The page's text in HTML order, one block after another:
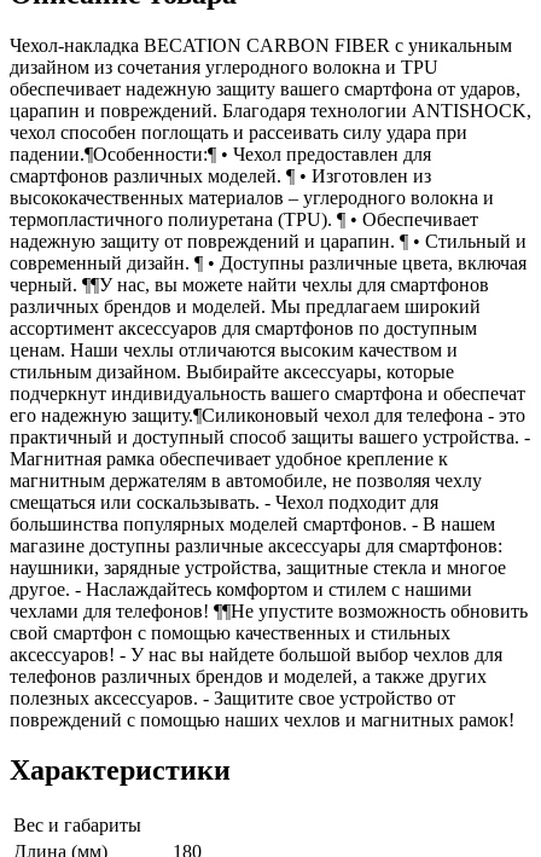
Чехол-накладка BECATION CARBON FIBER с уникальным
дизайном из сочетания углеродного волокна и TPU
обеспечивает надежную защиту вашего смартфона от ударов,
царапин и повреждений. Благодаря технологии ANTISHOCK,
чехол способен поглощать и рассеивать силу удара при
падении.¶Особенности:¶ • Чехол предоставлен для
смартфонов различных моделей. ¶ • Изготовлен из
высококачественных материалов – углеродного волокна и
термопластичного полиуретана (TPU). ¶ • Обеспечивает
надежную защиту от повреждений и царапин. ¶ • Стильный и
современный дизайн. ¶ • Доступны различные цвета, включая
черный. ¶¶У нас, вы можете найти чехлы для смартфонов
различных брендов и моделей. Мы предлагаем широкий
ассортимент аксессуаров для смартфонов по доступным
ценам. Наши чехлы отличаются высоким качеством и
стильным дизайном. Выбирайте аксессуары, которые
подчеркнут индивидуальность вашего смартфона и обеспечат
его надежную защиту.¶Силиконовый чехол для телефона - это
практичный и доступный способ защиты вашего устройства. -
Магнитная рамка обеспечивает удобное крепление к
магнитным держателям в автомобиле, не позволяя чехлу
смещаться или соскальзывать. - Чехол подходит для
большинства популярных моделей смартфонов. - В нашем
магазине доступны различные аксессуары для смартфонов:
наушники, зарядные устройства, защитные стекла и многое
другое. - Наслаждайтесь комфортом и стилем с нашими
чехлами для телефонов! ¶¶Не упустите возможность обновить
свой смартфон с помощью качественных и стильных
аксессуаров! - У нас вы найдете большой выбор чехлов для
телефонов различных брендов и моделей, а также других
полезных аксессуаров. - Защитите свое устройство от
повреждений с помощью наших чехлов и магнитных рамок!
Характеристики
Вес и габариты
Длина (мм)
180